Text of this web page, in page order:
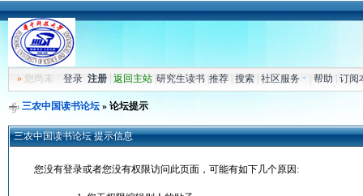
»您尚未 登录 注册| 返回主站| 研究生读书| 推荐| 搜索| 社区服务 帮助 订阅
三农中国读书论坛» 论坛提示
三农中国读书论坛 提示信息
您没有登录或者您没有权限访问此页面，可能有如下几个原因: